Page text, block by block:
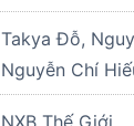
Takya Đỗ,
Nguyễn Chí